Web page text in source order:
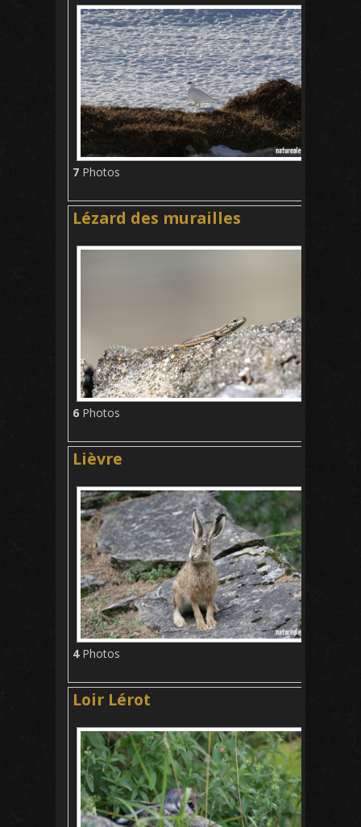
7 Photos
Lézard des murailles
6 Photos
Lièvre
4Photos
Loir Lérot